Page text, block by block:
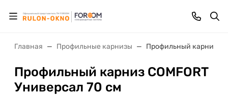
Главная Профильные карнизы Профильный карниз
Профильный карниз COMFORT
Универсал 70 см